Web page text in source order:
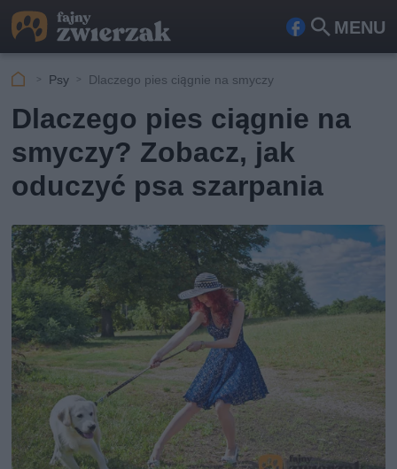
MENU
Fa Szu
Psy Dlaczego pies ciągnie na smyczy
Dlaczego pies ciągnie na
smyczy? Zobacz, jak
oduczyć psa szarpania